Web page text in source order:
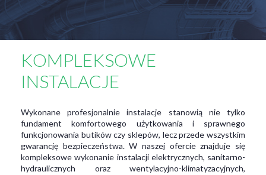
KOMPLEKSOWE
INSTALACJE
Wykonane profesjonalnie instalacje stanowią nie tylko
fundament komfortowego użytkowania i sprawnego
funkcjonowania butików czy sklepów, lecz przede wszystkim
gwarancję bezpieczeństwa. W naszej ofercie znajduje się
kompleksowe wykonanie instalacji elektrycznych, sanitarno-
hydraulicznych oraz wentylacyjno-klimatyzacyjnych,